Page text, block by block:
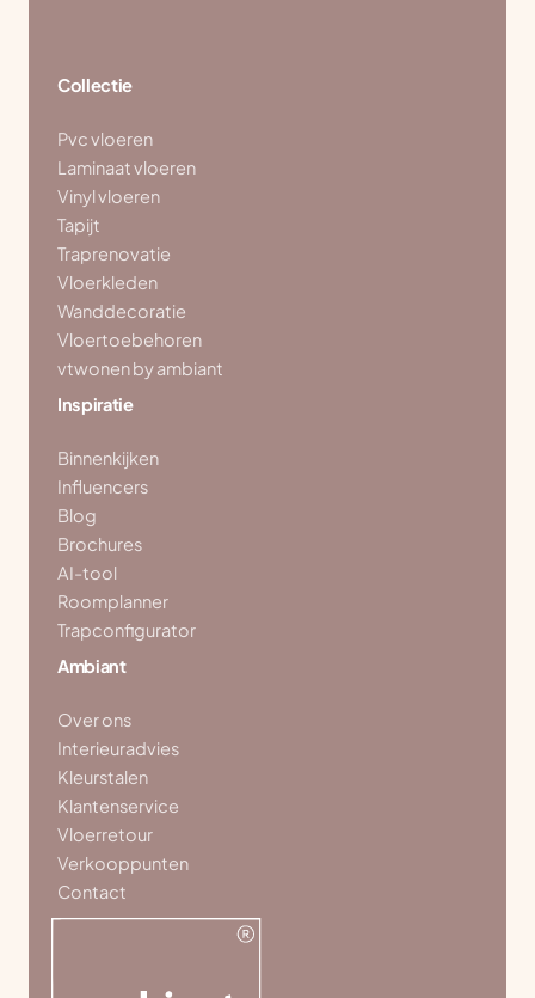
Collectie
Pvc vloeren
Laminaat vloeren
Vinyl vloeren
Tapijt
Traprenovatie
Vloerkleden
Wanddecoratie
Vloertoebehoren
vtwonen by ambiant
Inspiratie
Binnenkijken
Influencers
Blog
Brochures
AI-tool
Roomplanner
Trapconfigurator
Ambiant
Over ons
Interieuradvies
Kleurstalen
Klantenservice
Vloerretour
Verkooppunten
Contact